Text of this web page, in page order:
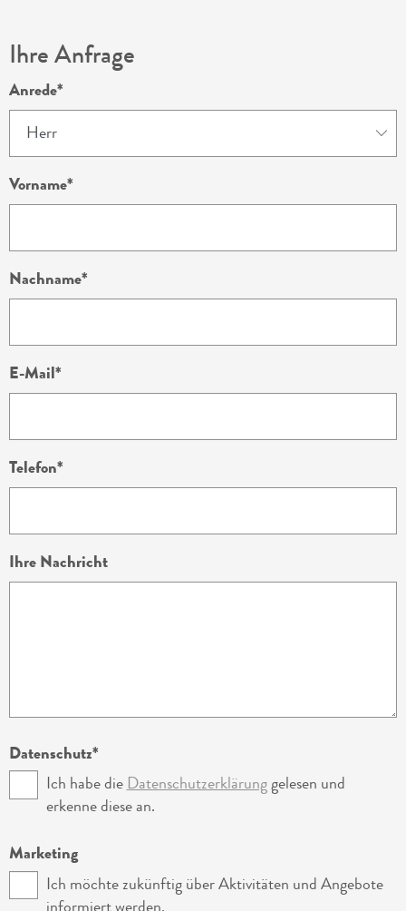
Ihre Anfrage
Anrede
Vorname
Nachname
E-Mail
Telefon
Ihre Nachricht
Datenschutz
Ich habe dieDatenschutzerklärunggelesen und
erkenne diese an.
Marketing
Ich möchte zukünftig über Aktivitäten und Angebote